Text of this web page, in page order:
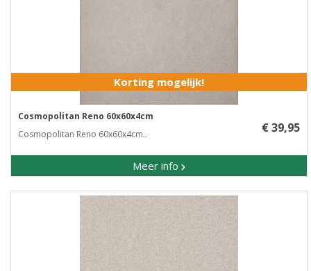
Korting mogelijk!
Cosmopolitan Reno 60x60x4cm
Cosmopolitan Reno 60x60x4cm..
Meer info
€ 39,95